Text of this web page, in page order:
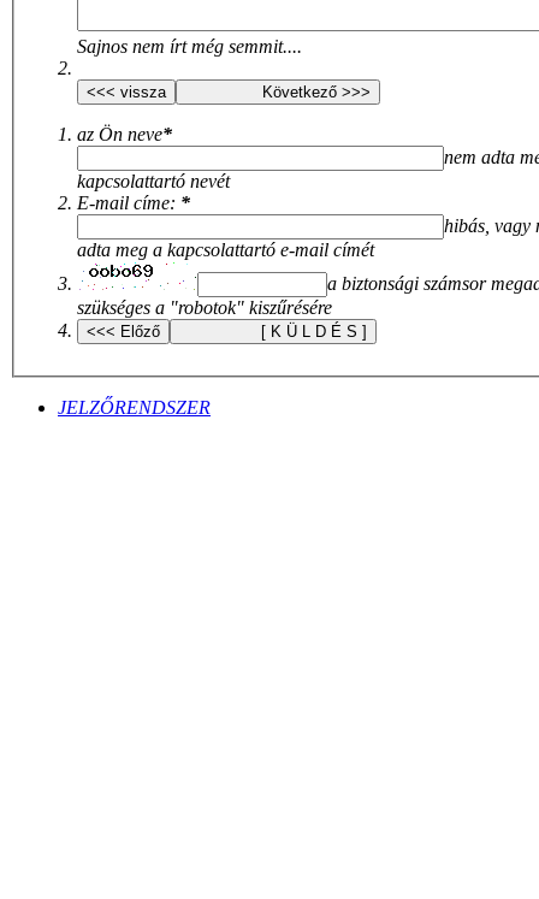
Sajnos nem írt még semmit....
az Ön neve*
nem adta
kapcsolattartó nevét
E-mail címe: *
hibás, vagy
adta meg a kapcsolattartó e-mail címét
a biztonsági számsor
szükséges a "robotok" kiszűrésére
JELZŐRENDSZER